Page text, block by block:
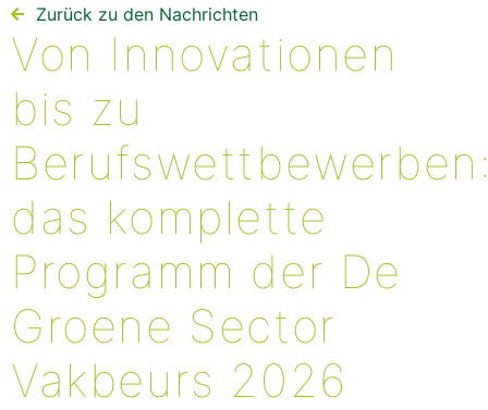
Zurück zu den Nachrichten
Von Innovationen
bis zu
das komplette
Programm der De
Groene Sector
Vakbeurs 2026